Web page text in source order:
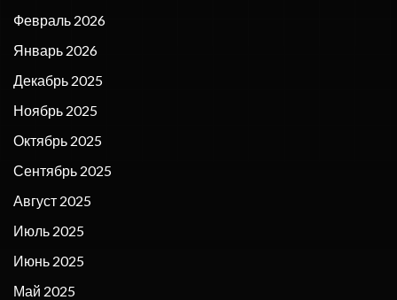
Февраль 2026
Январь 2026
Декабрь 2025
Ноябрь 2025
Октябрь 2025
Сентябрь 2025
Август 2025
Июль 2025
Июнь 2025
Май 2025